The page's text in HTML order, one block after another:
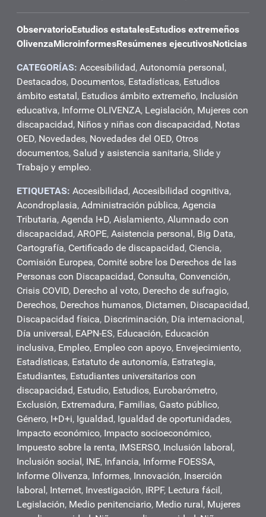
ObservatorioEstudios estatalesEstudios extremeños
OlivenzaMicroinformesResúmenes ejecutivosNoticias
CATEGORÍAS: Accesibilidad, Autonomía personal ,
Destacados, Documentos, Estadísticas, Estudios
ámbito estatal , Estudios ámbito extremeño, Inclusión
educativa, Informe OLIVENZA, Legislación, Mujeres con
discapacidad, Niños y niñas con discapacidad, Notas
OED, Novedades, Novedades del OED, Otros
documentos, Salud y asistencia sanitaria, Slide y
Trabajo y empleo.
ETIQUETAS: Accesibilidad, Accesibilidad cognitiva,
Acondroplasia, Administración pública, Agencia
Tributaria, Agenda I+D, Aislamiento, Alumnado con
discapacidad, AROPE, Asistencia personal , Big Data,
Cartografía, Certificado de discapacidad, Ciencia,
Comisión Europea, Comité sobre los Derechos de las
Personas con Discapacidad, Consulta, Convención,
Crisis COVID, Derecho al voto, Derecho de sufragio,
Derechos, Derechos humanos, Dictamen, Discapacidad,
Discapacidad física, Discriminación, Día internacional ,
Día universal , EAPN-ES, Educación, Educación
inclusiva, Empleo, Empleo con apoyo, Envejecimiento,
Estadísticas, Estatuto de autonomía, Estrategia,
Estudiantes, Estudiantes universitarios con
discapacidad, Estudio, Estudios, Eurobarómetro,
Exclusión, Extremadura, Familias, Gasto público,
Género, I+D+i, Igualdad, Igualdad de oportunidades,
Impacto económico, Impacto socioeconómico,
Impuesto sobre la renta, IMSERSO, Inclusión laboral ,
Inclusión social , INE, Infancia, Informe FOESSA,
Informe Olivenza, Informes, Innovación, Inserción
laboral , Internet, Investigación, IRPF, Lectura fácil ,
Legislación, Medio penitenciario, Medio rural , Mujeres